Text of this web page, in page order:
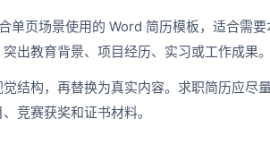
单页场景使用的 Word 简历模板，适合需
出教育背景、项目经历、实习或工作成果。
结构，再替换为真实内容。求职简历应尽
竞赛获奖和证书材料。